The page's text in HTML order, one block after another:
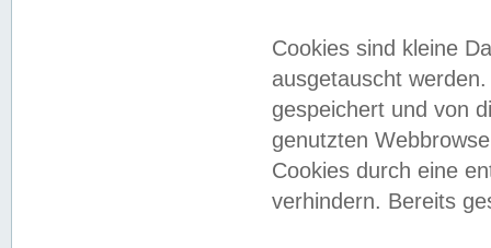
Cookies sind kleine
ausgetauscht
gespeichert und von
genutzten
Cookies durch eine
verhindern. Bereits